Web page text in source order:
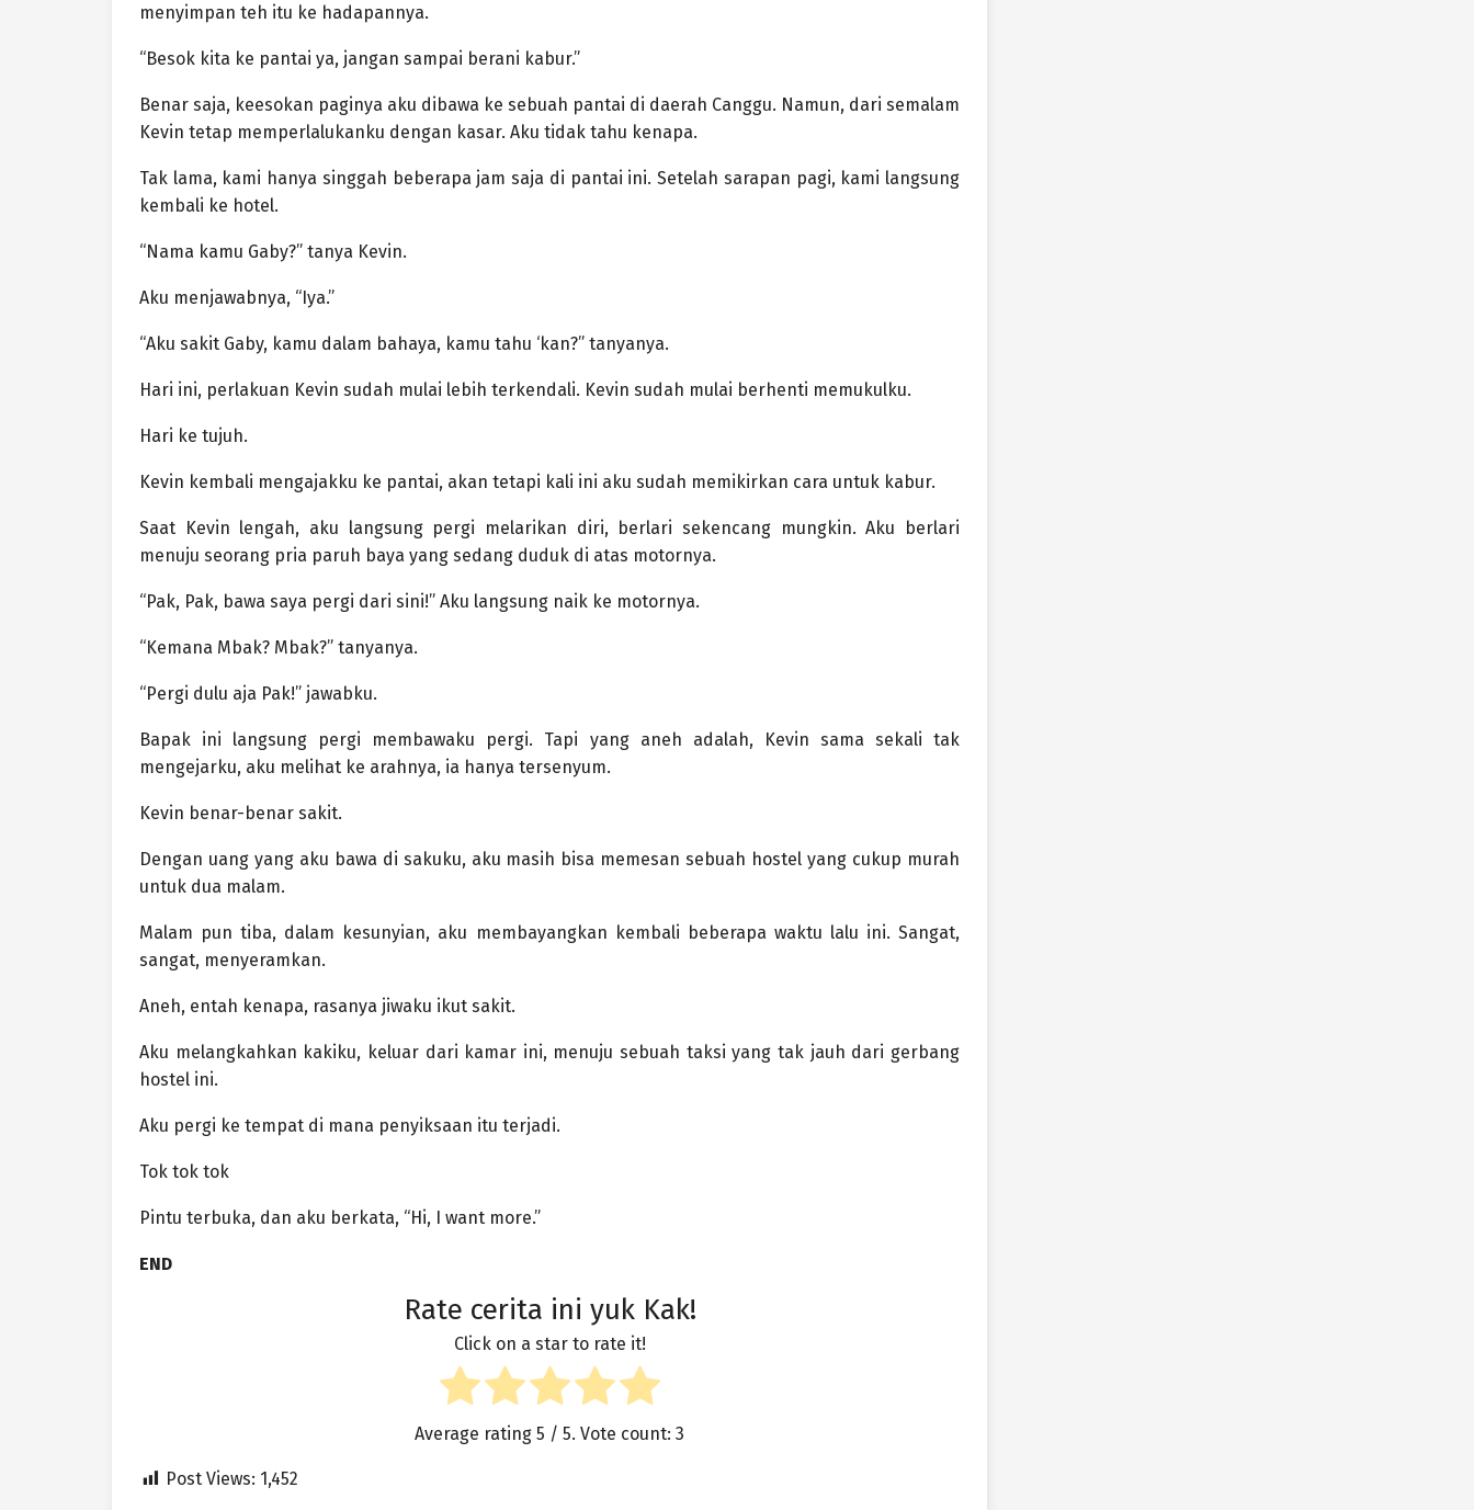
menyimpan teh itu ke hadapannya.
“Besok kita ke pantai ya, jangan sampai berani kabur.”
Benar saja, keesokan paginya aku dibawa ke sebuah pantai di daerah Canggu. Namun, dari semalam
Kevin tetap memperlalukanku dengan kasar. Aku tidak tahu kenapa.
Tak lama, kami hanya singgah beberapa jam saja di pantai ini. Setelah sarapan pagi, kami langsung
kembali ke hotel.
“Nama kamu Gaby?” tanya Kevin.
Aku menjawabnya, “Iya.”
“Aku sakit Gaby, kamu dalam bahaya, kamu tahu ‘kan?” tanyanya.
Hari ini, perlakuan Kevin sudah mulai lebih terkendali. Kevin sudah mulai berhenti memukulku.
Hari ke tujuh.
Kevin kembali mengajakku ke pantai, akan tetapi kali ini aku sudah memikirkan cara untuk kabur.
Saat Kevin lengah, aku langsung pergi melarikan diri, berlari sekencang mungkin. Aku berlari
menuju seorang pria paruh baya yang sedang duduk di atas motornya.
“Pak, Pak, bawa saya pergi dari sini!” Aku langsung naik ke motornya.
“Kemana Mbak? Mbak?” tanyanya.
“Pergi dulu aja Pak!” jawabku.
Bapak ini langsung pergi membawaku pergi. Tapi yang aneh adalah, Kevin sama sekali tak
mengejarku, aku melihat ke arahnya, ia hanya tersenyum.
Kevin benar-benar sakit.
Dengan uang yang aku bawa di sakuku, aku masih bisa memesan sebuah hostel yang cukup murah
untuk dua malam.
Malam pun tiba, dalam kesunyian, aku membayangkan kembali beberapa waktu lalu ini. Sangat,
sangat, menyeramkan.
Aneh, entah kenapa, rasanya jiwaku ikut sakit.
Aku melangkahkan kakiku, keluar dari kamar ini, menuju sebuah taksi yang tak jauh dari gerbang
hostel ini.
Aku pergi ke tempat di mana penyiksaan itu terjadi.
Tok tok tok
Pintu terbuka, dan aku berkata, “Hi, I want more.”
END
Rate cerita ini yuk Kak!
Click on a star to rate it!
Average rating 5 / 5. Vote count: 3
Post Views: 1,452